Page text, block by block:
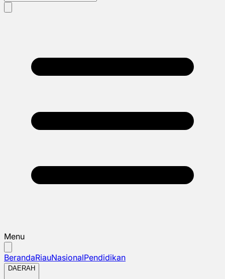
Menu
BerandaRiauNasionalPendidikan
DAERAH